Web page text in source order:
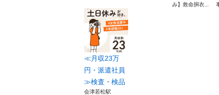
み】救命胴衣...
≪月収23万
円・派遣社員
≫検査・検品
会津若松駅